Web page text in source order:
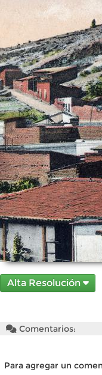
Alta Resolución
Comentarios:
Para agregar un